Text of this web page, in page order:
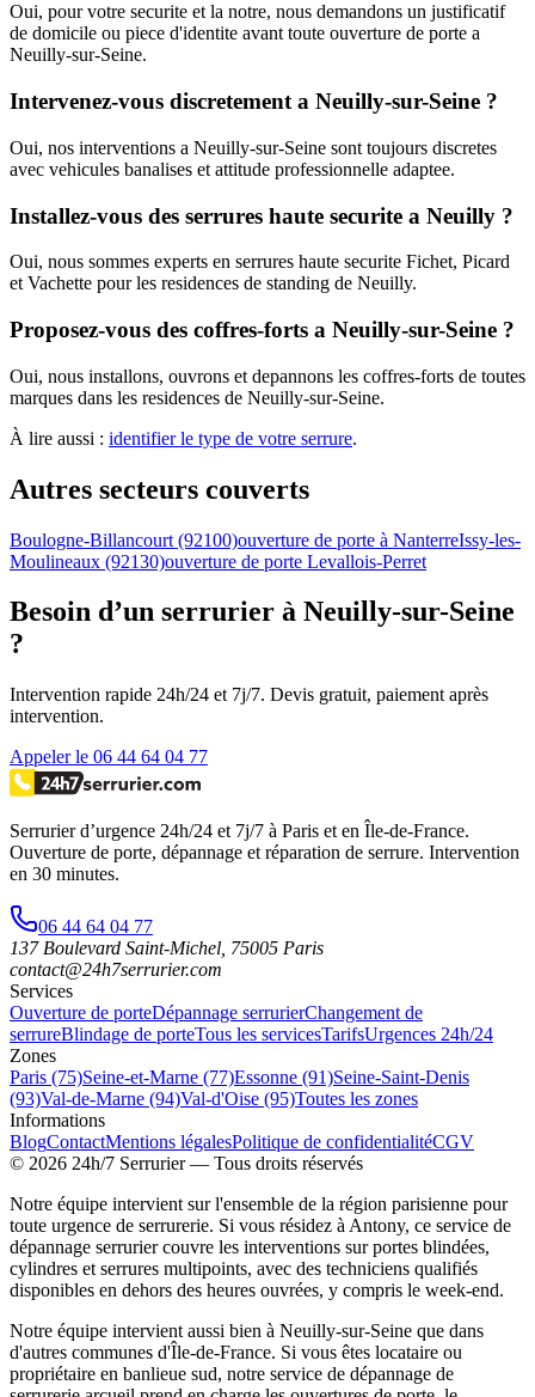
Oui, pour votre securite et la notre, nous demandons un justificatif
de domicile ou piece d'identite avant toute ouverture de porte a
Neuilly-sur-Seine.
Intervenez-vous discretement a Neuilly-sur-Seine ?
Oui, nos interventions a Neuilly-sur-Seine sont toujours discretes
avec vehicules banalises et attitude professionnelle adaptee.
Installez-vous des serrures haute securite a Neuilly ?
Oui, nous sommes experts en serrures haute securite Fichet, Picard
et Vachette pour les residences de standing de Neuilly.
Proposez-vous des coffres-forts a Neuilly-sur-Seine ?
Oui, nous installons, ouvrons et depannons les coffres-forts de toutes
marques dans les residences de Neuilly-sur-Seine.
À lire aussi : identifier le type de votre serrure.
Autres secteurs couverts
Boulogne-Billancourt (92100)ouverture de porte à NanterreIssy-les-
Moulineaux (92130)ouverture de porte Levallois-Perret
Besoin d’un serrurier à Neuilly-sur-Seine
?
Intervention rapide 24h/24 et 7j/7. Devis gratuit, paiement après
intervention.
Appeler le 06 44 64 04 77
Serrurier d’urgence 24h/24 et 7j/7 à Paris et en Île-de-France.
Ouverture de porte, dépannage et réparation de serrure. Intervention
en 30 minutes.
06 44 64 04 77
137 Boulevard Saint-Michel 75005 Paris
contact@24h7serrurier.com
Services
Ouverture de porteDépannage serrurierChangement de
serrureBlindage de porteTous les servicesTarifsUrgences 24h/24
Zones
Paris (75)Seine-et-Marne (77)Essonne (91)Seine-Saint-Denis
(93)Val-de-Marne (94)Val-d'Oise (95)Toutes les zones
Informations
BlogContactMentions légalesPolitique de confidentialitéCGV
© 2026 24h/7 Serrurier— Tous droits réservés
Notre équipe intervient sur l'ensemble de la région parisienne pour
toute urgence de serrurerie. Si vous résidez à Antony, ce service de
dépannage serrurier couvre les interventions sur portes blindées,
cylindres et serrures multipoints, avec des techniciens qualifiés
disponibles en dehors des heures ouvrées, y compris le week-end.
Notre équipe intervient aussi bien à Neuilly-sur-Seine que dans
d'autres communes d'Île-de-France. Si vous êtes locataire ou
propriétaire en banlieue sud, notre service de dépannage de